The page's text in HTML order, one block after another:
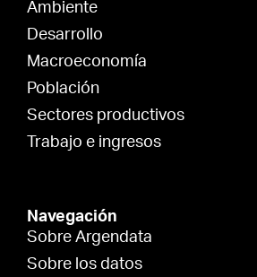
Ambiente
Desarrollo
Macroeconomía
Población
Sectores productivos
Trabajo e ingresos
Navegación
Sobre Argendata
Sobre los datos